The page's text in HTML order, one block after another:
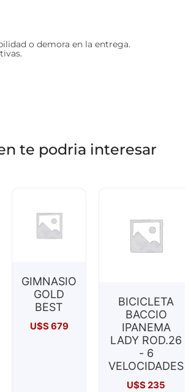
o demora en la entrega.
te podria interesar
GIMNASIO
GOLD
BEST
U$S679
BICICLETA
BACCIO
IPANEMA
LADY ROD.26
- 6
VELOCIDADES
U$S235